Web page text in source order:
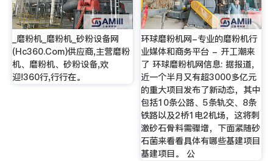
_磨粉机_磨粉机_砂粉设备网
(Hc360.Com)供应商,主营磨粉
机、磨粉机、砂粉设备,欢
迎!360行,行行在。
环球磨粉机网-专业的磨粉机行
业媒体和商务平台 - 开工潮来
了 环球磨粉机网信息: 据报道，
近一个半月又有超3000多亿元
的重大项目发布了新动态，其中
包括10条公路、5条轨交、8条
铁路以及2桥1电2机场，这将刺
激砂石骨料需骤增，下面紧随砂
石菌来看看具体有哪些基建项目
基建项目。 公